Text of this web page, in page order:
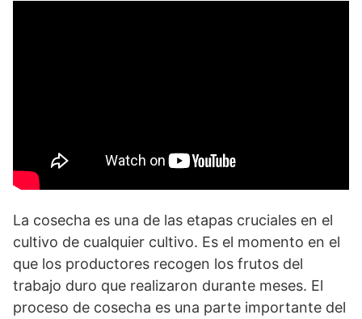
La cosecha es una de las etapas cruciales en el
cultivo de cualquier cultivo. Es el momento en el
que los productores recogen los frutos del
trabajo duro que realizaron durante meses. El
proceso de cosecha es una parte importante del